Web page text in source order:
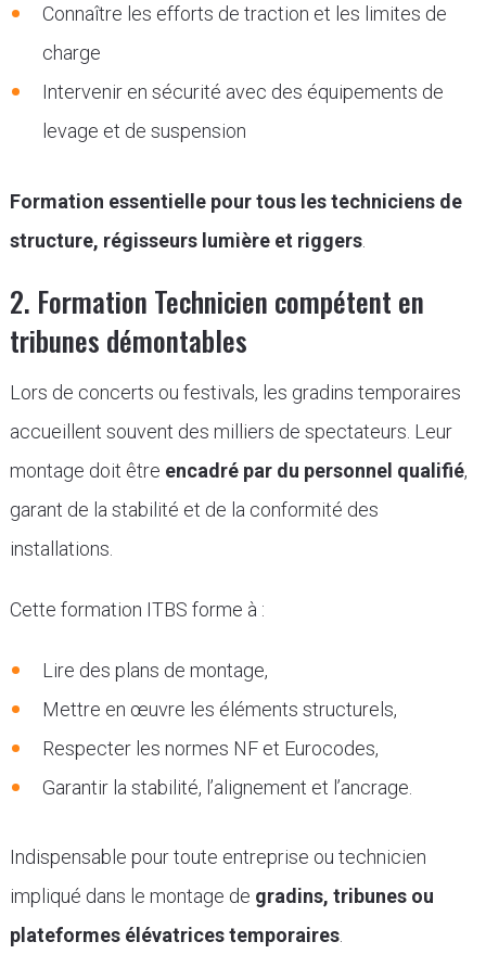
Connaître les efforts de traction et les limites de
charge
Intervenir en sécurité avec des équipements de
levage et de suspension
Formation essentielle pour tous les techniciens de
structure, régisseurs lumière et riggers.
2. Formation Technicien compétent en
tribunes démontables
Lors de concerts ou festivals, les gradins temporaires
accueillent souvent des milliers de spectateurs. Leur
montage doit être encadré par du personnel qualifié,
garant de la stabilité et de la conformité des
installations.
Cette formation ITBS forme à :
Lire des plans de montage,
Mettre en œuvre les éléments structurels,
Respecter les normes NF et Eurocodes,
Garantir la stabilité, l’alignement et l’ancrage.
Indispensable pour toute entreprise ou technicien
impliqué dans le montage de gradins, tribunes ou
plateformes élévatrices temporaires.